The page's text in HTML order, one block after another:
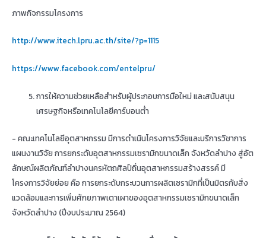
ภาพกิจกรรมโครงการ
http://www.itech.lpru.ac.th/site/?p=1115
https://www.facebook.com/entelpru/
การให้ความช่วยเหลือสำหรับผู้ประกอบการมือใหม่ และสนับสนุน
เศรษฐกิจหรือเทคโนโลยีคาร์บอนต่ำ
- คณะเทคโนโลยีอุตสาหกรรม มีการดำเนินโครงการวิจัยและบริการวิชาการ
แผนงานวิจัย การยกระดับอุตสาหกรรมเซรามิกขนาดเล็ก จังหวัดลำปาง สู่อัต
ลักษณ์ผลิตภัณฑ์ลำปางนครหัตถศิลป์ถิ่นอุตสาหกรรมสร้างสรรค์ มี
โครงการวิจัยย่อย คือ การยกระดับกระบวนการผลิตเซรามิกที่เป็นมิตรกับสิ่ง
แวดล้อมและการเพิ่มศักยภาพเตาเผาของอุตสาหกรรมเซรามิกขนาดเล็ก
จังหวัดลำปาง (ปีงบประมาณ 2564)